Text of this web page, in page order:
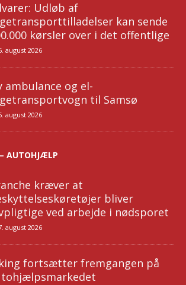
Udløb af
kan sende
kørsler over i det offentlige
august 2026
ambulance og el-
til Samsø
august 2026
AUTOHJÆLP
kræver at
bliver
ved arbejde i nødsporet
august 2026
fortsætter fremgangen på